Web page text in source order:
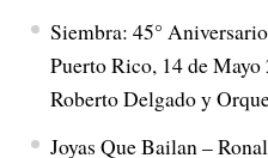
Siembra: 45°
Puerto Rico, 14 de
Roberto Delgado y
Joyas Que Bailan –